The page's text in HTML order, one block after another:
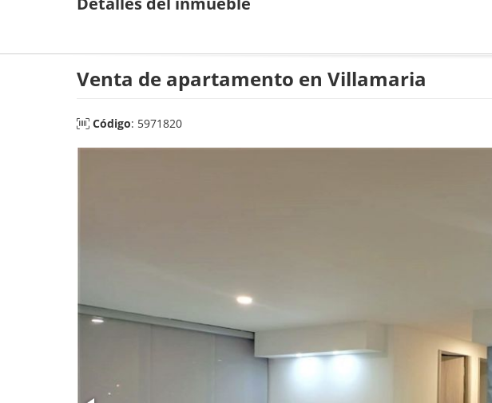
Venta de apartamento en Villamaria
Código: 5971820